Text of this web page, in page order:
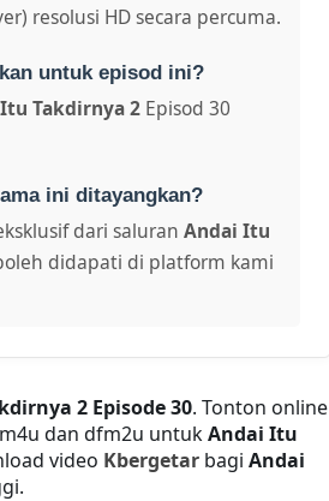
resolusi HD secara percuma.
untuk episod ini?
Takdirnya 2Episod 30
ini ditayangkan?
dari saluran Andai Itu
didapati di platform kami
2 Episode 30. Tonton online
dan dfm2u untukAndai Itu
video Kbergetarbagi Andai